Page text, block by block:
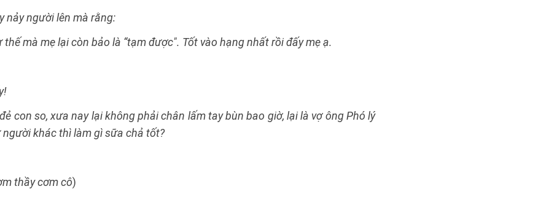
nảy người lên mà rằng:
thế mà mẹ lại còn bảo là “tạm được". Tốt vào hạng nhất rồi đấy mẹ ạ.
con so, xưa nay lại không phải chân lấm tay bùn bao giờ, lại là vợ ông Phó lý
khác thì làm gì sữa chả tốt?
thầy cơm cô)